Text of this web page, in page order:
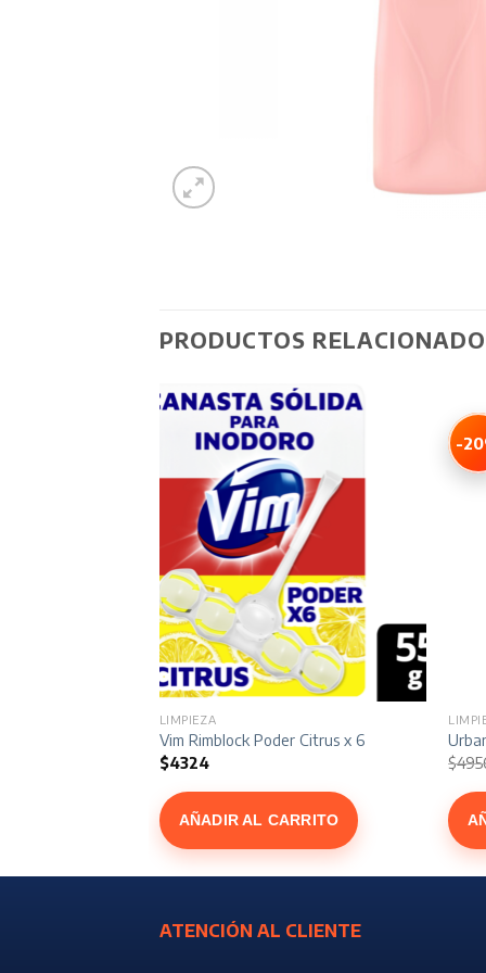
PRODUCTOS
LIMPIEZA
Vim Rimblock Poder Citrus x 6
$4324
AÑADIR AL CARRITO
-
$
Brisa Elegante x 500 ml
ATENCIÓN AL CLIENTE